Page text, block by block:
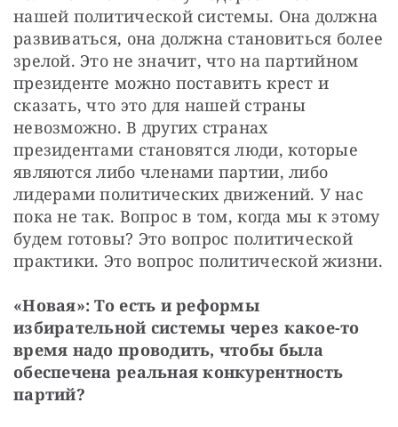
нашей политической системы. Она должна
развиваться, она должна становиться более
зрелой. Это не значит, что на партийном
президенте можно поставить крест и
сказать, что это для нашей страны
невозможно. В других странах
президентами становятся люди, которые
являются либо членами партии, либо
лидерами политических движений. У нас
пока не так. Вопрос в том, когда мы к этому
будем готовы? Это вопрос политической
практики. Это вопрос политической жизни.
«Новая»: То есть и реформы
избирательной системы через какое-то
время надо проводить, чтобы была
обеспечена реальная конкурентность
партий?